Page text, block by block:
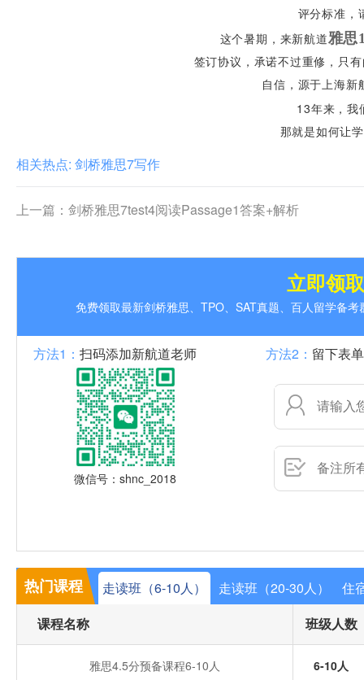
评分标准，
这个暑期，来新航道雅思
签订协议，承诺不过重修，只有
自信，源于上海新
13年来，我
那就是如何让学
相关热点: 剑桥雅思7写作
上一篇： 剑桥雅思7test4阅读Passage1答案+解析
立即领
免费领取最新剑桥雅思、TPO、SAT真题、百人留学备
方法1： 扫码添加新航道老师
微信号：shnc_2018
方法2： 留下表
热门课程 走读班（6-10人） 走读班（20-30人）
住
课程名称
班级人数
雅思4.5分预备课程6-10人 6-10人